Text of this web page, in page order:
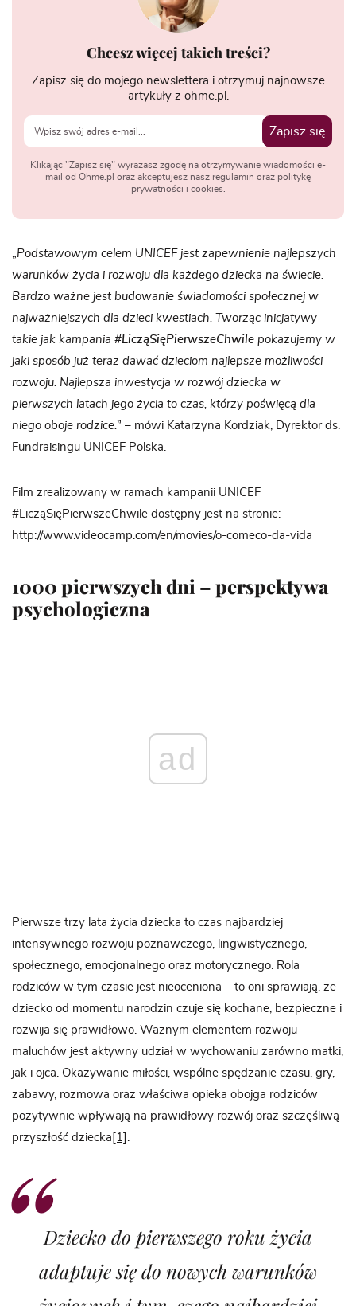
Chcesz więcej takich treści?
Zapisz się do mojego newslettera i otrzymuj najnowsze
artykuły z ohme.pl.
Zapisz się
Klikając "Zapisz się" wyrażasz zgodę na otrzymywanie wiadomości e-
mail od Ohme.pl oraz akceptujesz nasz regulamin oraz politykę
prywatności i cookies.
„Podstawowym celem UNICEF jest zapewnienie najlepszych
warunków życia i rozwoju dla każdego dziecka na świecie.
Bardzo ważne jest budowanie świadomości społecznej w
najważniejszych dla dzieci kwestiach. Tworząc inicjatywy
takie jak kampania #LicząSięPierwszeChwile pokazujemy w
jaki sposób już teraz dawać dzieciom najlepsze możliwości
rozwoju. Najlepsza inwestycja w rozwój dziecka w
pierwszych latach jego życia to czas, którzy poświęcą dla
niego oboje rodzice.” – mówi Katarzyna Kordziak, Dyrektor ds.
Fundraisingu UNICEF Polska.
Film zrealizowany w ramach kampanii UNICEF
#LicząSięPierwszeChwile dostępny jest na stronie:
http://www.videocamp.com/en/movies/o-comeco-da-vida
1000 pierwszych dni – perspektywa
psychologiczna
ad
Pierwsze trzy lata życia dziecka to czas najbardziej
intensywnego rozwoju poznawczego, lingwistycznego,
społecznego, emocjonalnego oraz motorycznego. Rola
rodziców w tym czasie jest nieoceniona – to oni sprawiają, że
dziecko od momentu narodzin czuje się kochane, bezpieczne i
rozwija się prawidłowo. Ważnym elementem rozwoju
maluchów jest aktywny udział w wychowaniu zarówno matki,
jak i ojca. Okazywanie miłości, wspólne spędzanie czasu, gry,
zabawy, rozmowa oraz właściwa opieka obojga rodziców
pozytywnie wpływają na prawidłowy rozwój oraz szczęśliwą
przyszłość dziecka [1] .
Dziecko do pierwszego roku życia
adaptuje się do nowych warunków